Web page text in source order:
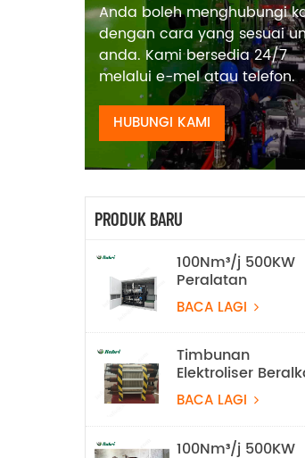
Anda boleh menghubungi
dengan cara yang sesuai
anda. Kami bersedia 24/7
melalui e-mel atau telefon.
HUBUNGI KAMI
PRODUK BARU
100Nm³/j 500KW
Peralatan
Pengeluaran
Hidrogen
Air Beralkali
BACA LAGI
Timbunan
Elektroliser
2Nm3/j
BACA LAGI
100Nm³/j 500KW